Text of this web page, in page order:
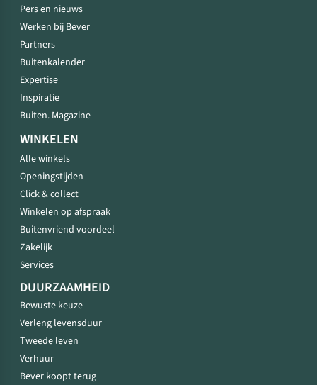
Pers en nieuws
Werken bij Bever
Partners
Buitenkalender
Expertise
Inspiratie
Buiten. Magazine
WINKELEN
Alle winkels
Openingstijden
Click & collect
Winkelen op afspraak
Buitenvriend voordeel
Zakelijk
Services
DUURZAAMHEID
Bewuste keuze
Verleng levensduur
Tweede leven
Verhuur
Bever koopt terug